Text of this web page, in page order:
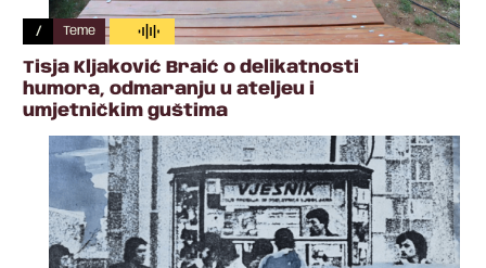
/ Teme
Tisja Kljaković Braić o delikatnosti
humora, odmaranju u ateljeu i
umjetničkim guštima